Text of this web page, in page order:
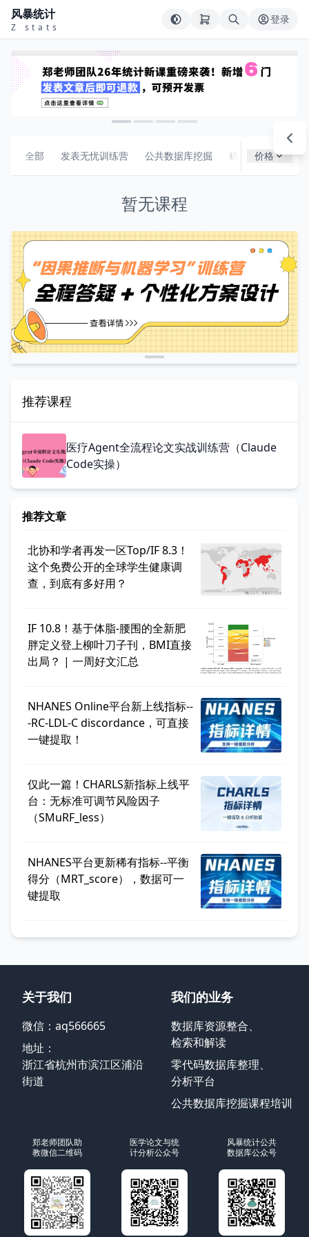
风暴统计
Z stats
登录
全部 发表无忧训练营 公共数据库挖掘 机器学习 组合
价格
暂无课程
推荐课程
医疗Agent全流程论文实战训练营（Claude
Code实操）
推荐文章
北协和学者再发一区Top/IF 8.3！
这个免费公开的全球学生健康调
查，到底有多好用？
IF 10.8！基于体脂-腰围的全新肥
胖定义登上柳叶刀子刊，BMI直接
出局？ | 一周好文汇总
NHANES Online平台新上线指标--
-RC-LDL-C discordance，可直接
一键提取！
仅此一篇！CHARLS新指标上线平
台：无标准可调节风险因子
（SMuRF_less）
NHANES平台更新稀有指标--平衡
得分（MRT_score），数据可一
键提取
关于我们
微信：aq566665
地址：
浙江省杭州市滨江区浦沿
街道
我们的业务
数据库资源整合、
检索和解读
零代码数据库整理、
分析平台
公共数据库挖掘课程培训
郑老师团队助
教微信二维码
医学论文与统
计分析公众号
风暴统计公共
数据库公众号